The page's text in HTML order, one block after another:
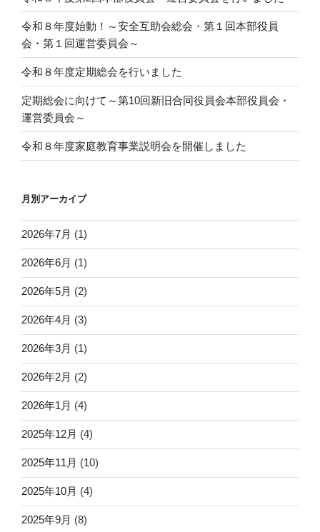
令和８年度始動！～安全互助会総会・第１回本部役員
会・第１回運営委員会～
令和８年度定期総会を行いました
定期総会に向けて～第10回新旧合同役員会本部役員会・
運営委員会～
令和８年度家庭教育事業説明会を開催しました
月別アーカイブ
2026年7月 (1)
2026年6月 (1)
2026年5月 (2)
2026年4月 (3)
2026年3月 (1)
2026年2月 (2)
2026年1月 (4)
2025年12月 (4)
2025年11月 (10)
2025年10月 (4)
2025年9月 (8)